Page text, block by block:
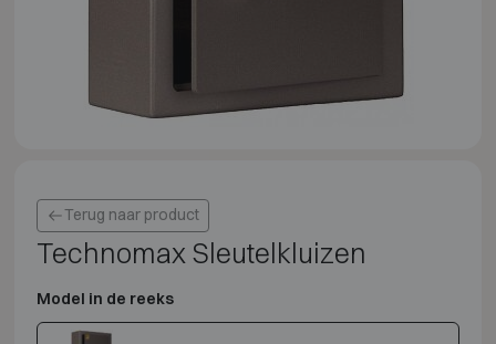
Terug naar product
Technomax Sleutelkluizen
Model in de reeks